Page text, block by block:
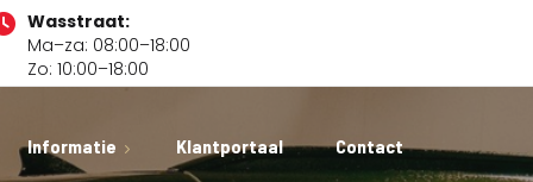
Wasstraat:
Ma–za: 08:00–18:00
Zo: 10:00–18:00
Informatie Klantportaal Contact